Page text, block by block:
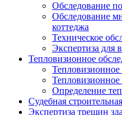
Обследование
Обследование
коттеджа
Техническое
Экспертиза для
Тепловизионное
Тепловизионное
Определение
Судебная
Экспертиза трещин